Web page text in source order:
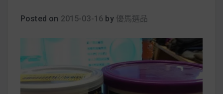
Posted on 2015-03-16 by 優馬選品